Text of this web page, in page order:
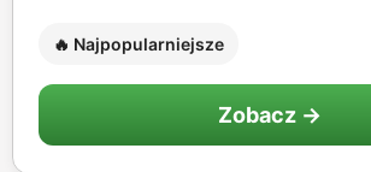
🔥 Najpopularniejsze
Zobacz →